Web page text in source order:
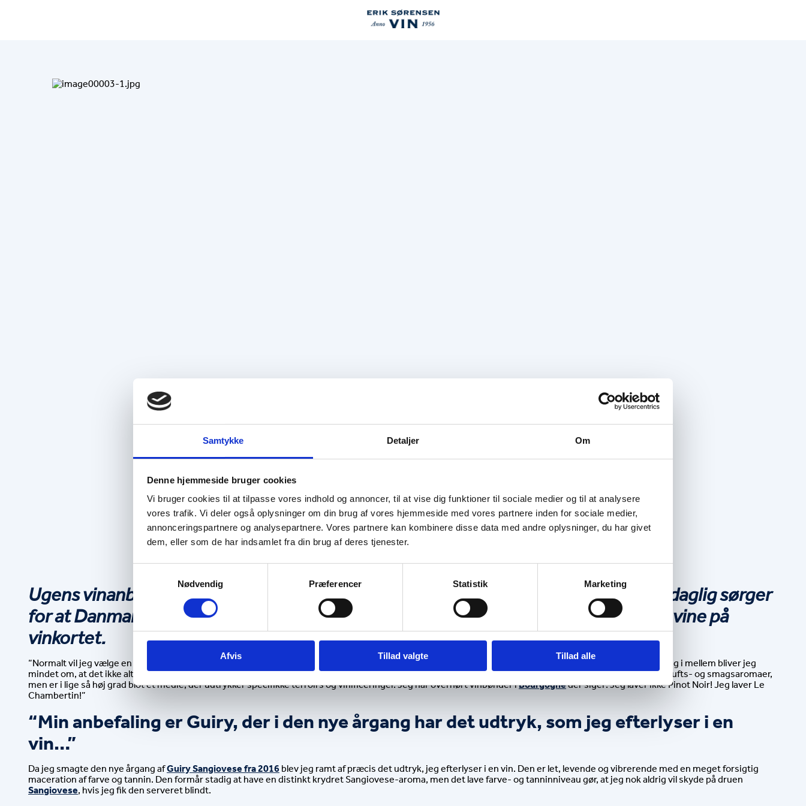
Samtykke Detaljer Om
Denne hjemmeside bruger cookies
Vi bruger cookies til at tilpasse vores indhold og annoncer, til at vise dig funktioner til sociale medier og til at analysere
vores trafik. Vi deler også oplysninger om din brug af vores hjemmeside med vores partnere inden for sociale medier,
annonceringspartnere og analysepartnere. Vores partnere kan kombinere disse data med andre oplysninger, du har givet
dem, eller som de har indsamlet fra din brug af deres tjenester.
Nødvendig
Præferencer Statistik Marketing
Afvis Tillad valgte Tillad alle
Ugens vinanbefaling kommer fra sommelier og vinkonsulent Martin Bonde, der til daglig sørger
for at Danmarks bedste restauranter og vinbarer har spændende og velsmagende vine på
vinkortet.
“Normalt vil jeg vælge en cool climate
når jeg skal hygge derhjemme. Det er typisk den stil, der rammer min personlige smag bedst. Men en gang i mellem bliver jeg
mindet om, at det ikke altid kun er selve druen – her Pinot – der er eneansvarlig for vinens endelige udtryk. Selvfølgelig har Pinot Noir sine karakteristiske dufts- og smagsaromaer,
men er i lige så høj grad blot et medie, der udtrykker specifikke terroirs og vinificeringer. Jeg har overhørt vinbønder i Bourgogne der siger: Jeg laver ikke Pinot Noir! Jeg laver Le
Chambertin!”
“Min anbefaling er Guiry, der i den nye årgang har det udtryk, som jeg efterlyser i en
vin…”
Da jeg smagte den nye årgang af Guiry Sangiovese fra 2016 blev jeg ramt af præcis det udtryk, jeg efterlyser i en vin. Den er let, levende og vibrerende med en meget forsigtig
Sangiovese, hvis jeg fik den serveret blindt.